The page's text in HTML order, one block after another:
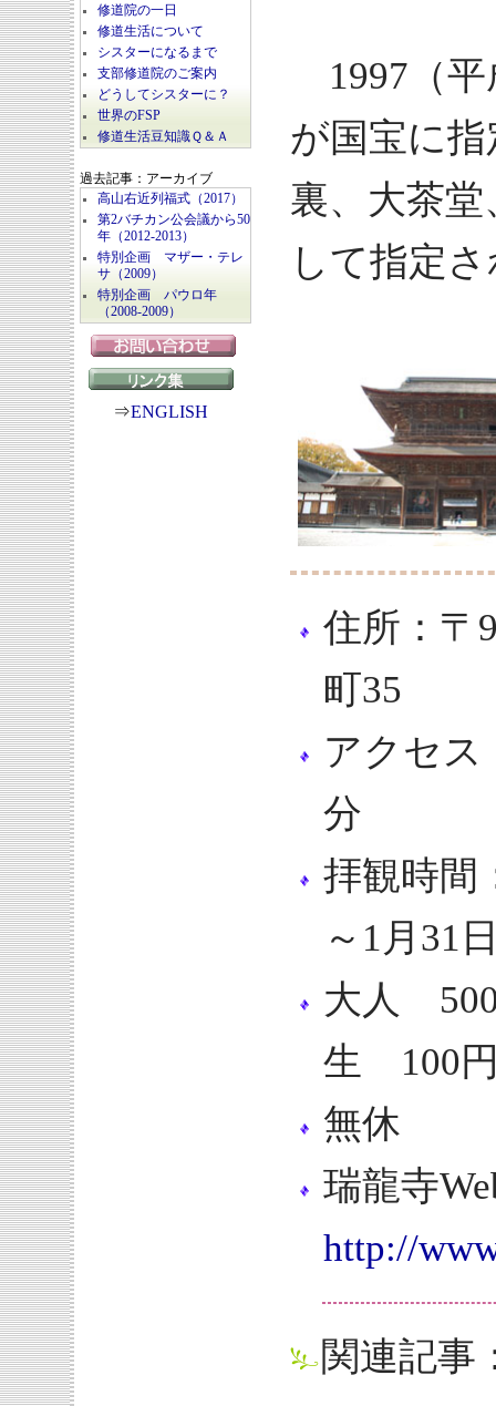
修道院の一日
修道生活について
シスターになるまで
支部修道院のご案内
どうしてシスターに？
世界のFSP
修道生活豆知識Ｑ＆Ａ
過去記事：アーカイブ
高山右近列福式（2017）
第2バチカン公会議から50
年（2012-2013）
特別企画 マザー・テレ
サ（2009）
特別企画 パウロ年
（2008-2009）
⇒ENGLISH
1997（平
が国宝に
裏、大茶
して指定
住所：〒
町35
アクセ
分
拝観時間
～1月31
大人
生 100
無休
瑞龍寺
http://
関連記事